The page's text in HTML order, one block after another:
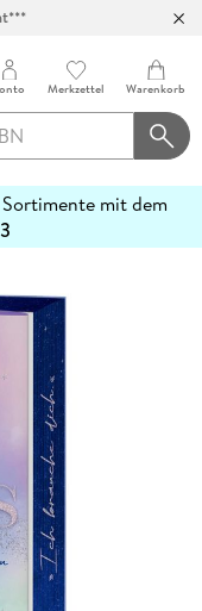
Merkzettel Warenkorb
mit dem